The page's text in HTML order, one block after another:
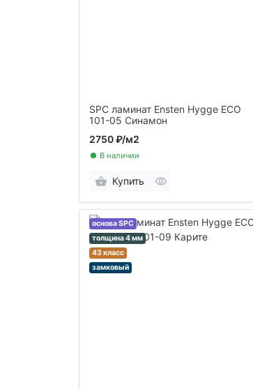
SPC ламинат Ensten Hygge ECO
101-05 Синамон
2750 ₽/м2
В наличии
Купить
основа SPC
толщина 4 мм
43 класс
замковый